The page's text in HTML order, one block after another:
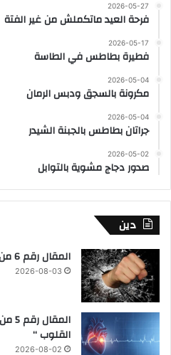
2026-05-27
فرحة العيد ماتكملش من غير الفتة
2026-05-17
فطيرة بطاطس في الطاسة
2026-05-04
مكرونة بالسجق ودبس الرمان
2026-05-04
جراتان بطاطس بالجبنة الشيدر
2026-05-02
صدور دجاج مشوية بالتوابل
دين
المقال رقم 6 من سلسلة ” عيادة القلوب “
2026-08-03
القلوب “
2026-08-02